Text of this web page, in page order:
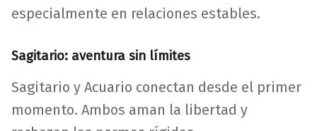
especialmente en relaciones estables.
Sagitario: aventura sin límites
Sagitario y Acuario conectan desde el primer
momento. Ambos aman la libertad y